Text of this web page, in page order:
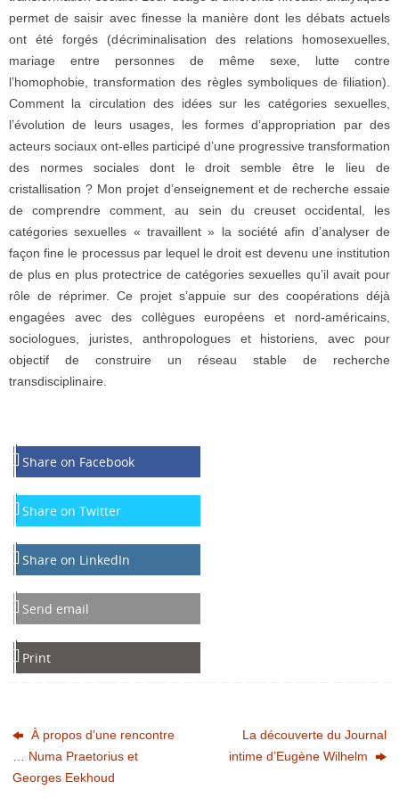
permet de saisir avec finesse la manière dont les débats actuels
ont été forgés (décriminalisation des relations homosexuelles,
mariage entre personnes de même sexe, lutte contre
l’homophobie, transformation des règles symboliques de filiation).
Comment la circulation des idées sur les catégories sexuelles,
l’évolution de leurs usages, les formes d’appropriation par des
acteurs sociaux ont-elles participé d’une progressive transformation
des normes sociales dont le droit semble être le lieu de
cristallisation ? Mon projet d’enseignement et de recherche essaie
de comprendre comment, au sein du creuset occidental, les
catégories sexuelles « travaillent » la société afin d’analyser de
façon fine le processus par lequel le droit est devenu une institution
de plus en plus protectrice de catégories sexuelles qu’il avait pour
rôle de réprimer. Ce projet s’appuie sur des coopérations déjà
engagées avec des collègues européens et nord-américains,
sociologues, juristes, anthropologues et historiens, avec pour
objectif de construire un réseau stable de recherche
transdisciplinaire.
Share on Facebook
Share on Twitter
Share on LinkedIn
Send email
Print
À propos d’une rencontre
… Numa Praetorius et
Georges Eekhoud
La découverte du Journal
intime d’Eugène Wilhelm